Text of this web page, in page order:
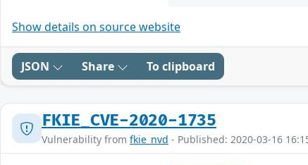
Show details on source website
JSON Share To clipboard
FKIE_CVE-2020-1735
Vulnerability from fkie_nvd - Published: 2020-03-16